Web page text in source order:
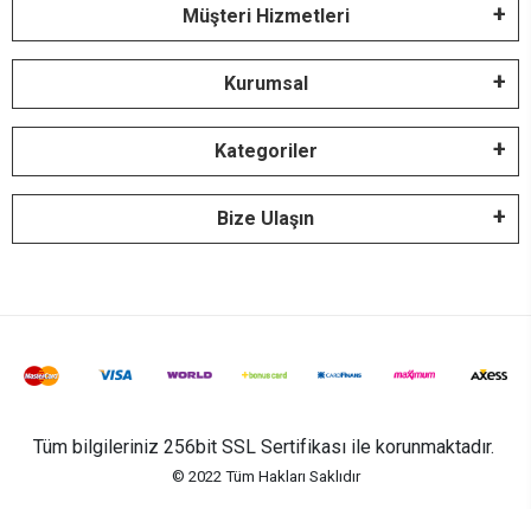
Müşteri Hizmetleri
Kurumsal
Kategoriler
Bize Ulaşın
Tüm bilgileriniz 256bit SSL Sertifikası ile korunmaktadır.
© 2022 Tüm Hakları Saklıdır